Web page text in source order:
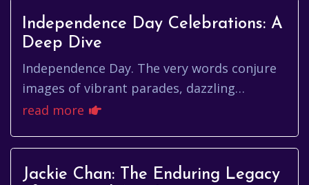
Independence Day Celebrations: A
Deep Dive
Independence Day. The very words conjure
images of vibrant parades, dazzling
fireworks painting the night sky, and the
read more
Jackie Chan: The Enduring Legacy